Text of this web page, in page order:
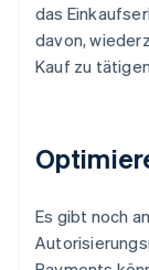
das
davon,
Kauf zu
Es gibt noch